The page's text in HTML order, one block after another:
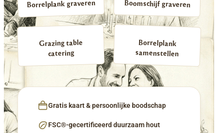
Borrelplank graveren Boomschijf graveren
Grazing table
catering
Borrelplank
samenstellen
Gratis kaart & persoonlijke boodschap
FSC®-gecertificeerd duurzaam hout